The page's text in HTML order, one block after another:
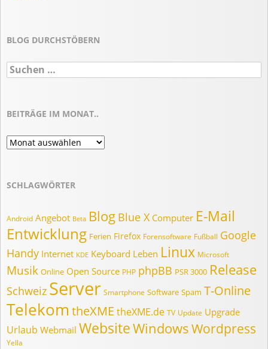
BLOG DURCHSTÖBERN
Suchen
nach:
BEITRÄGE IM MONAT..
Beiträge
im
SCHLAGWÖRTER
Android Angebot Beta Blog Blue X Computer E-Mail
Entwicklung Ferien Firefox Forensoftware Fußball Google
Handy Internet KDE Keyboard Leben Linux Microsoft
Musik Online Open Source PHP phpBB PSR 3000 Release
Schweiz Server Smartphone Software Spam T-Online
Telekom theXME theXME.de TV Update Upgrade
Urlaub Webmail WebsiteWindowsWordpress
Yella